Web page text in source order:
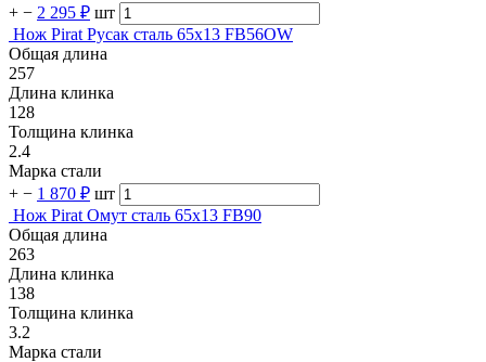
+ − 2 295 ₽ шт
Нож Pirat Русак сталь 65х13 FB56OW
Общая длина
257
Длина клинка
128
Толщина клинка
2.4
Марка стали
+ − 1 870 ₽ шт
Нож Pirat Омут сталь 65х13 FB90
Общая длина
263
Длина клинка
138
Толщина клинка
3.2
Марка стали